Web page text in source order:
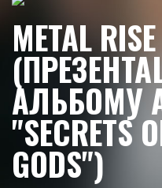
METAL
АЛЬБОМУ
"SECRETS
GODS")